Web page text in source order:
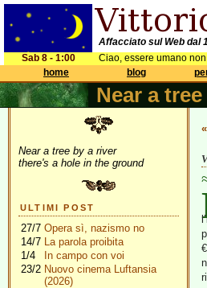
Affacciato sul Web dal
Sab 8 - 1:00
Ciao, essere umano
home
blog
Near a tree
Near a tree by a river
there's a hole in the ground
ULTIMI POST
27/7 Opera sì, nazismo no
14/7 La parola proibita
1/4
In campo con voi
23/2 Nuovo cinema Luftansia
(2026)
«